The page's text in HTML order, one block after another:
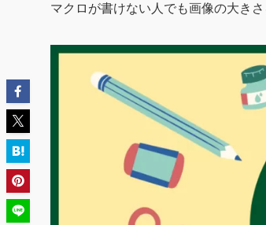
マクロが書けない人でも画像の大き